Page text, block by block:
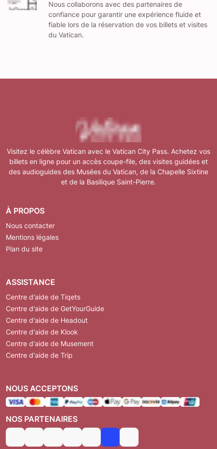
Nous collaborons avec des partenaires de
confiance pour garantir une expérience fluide et
fiable lors de la réservation de vos billets et visites
du Vatican.
Visitez le célèbre Vatican avec le Vatican City Pass. Achetez vos
billets en ligne pour un accès coupe-file, des visites guidées et
des audioguides des Musées du Vatican, de la Chapelle Sixtine
et de la Basilique Saint-Pierre.
À PROPOS
Nous contacter
Mentions légales
Plan du site
ASSISTANCE
Centre d'aide de Tiqets
Centre d'aide de GetYourGuide
Centre d'aide de Headout
Centre d'aide de Klook
Centre d'aide de Musement
Centre d'aide de Trip
NOUS ACCEPTONS
NOS PARTENAIRES